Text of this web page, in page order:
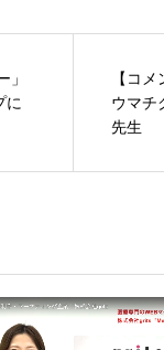
に
【コ
ウマチ
先生